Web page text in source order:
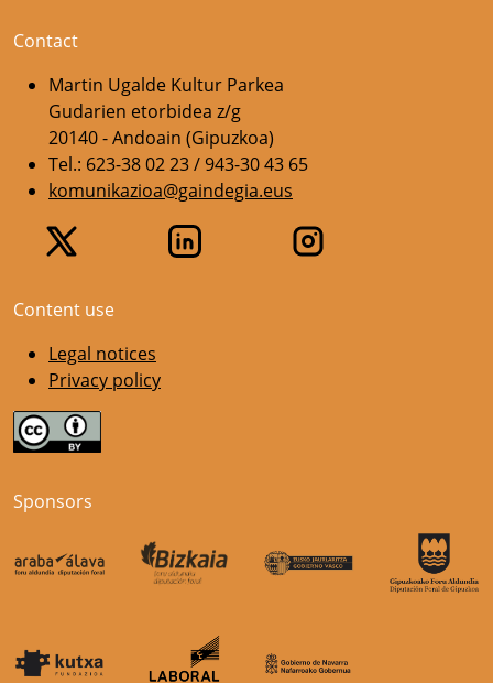
Contact
Martin Ugalde Kultur Parkea
Gudarien etorbidea z/g
20140 - Andoain (Gipuzkoa)
Tel.: 623-38 02 23 / 943-30 43 65
komunikazioa@gaindegia.eus
Content use
Legal notices
Privacy policy
Sponsors